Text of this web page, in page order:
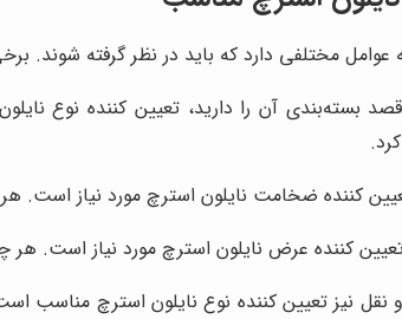
مختلفی دارد که باید در نظر گرفته شوند. برخی
بسته‌بندی آن را دارید، تعیین کننده نوع
کننده ضخامت نایلون استرچ مورد نیاز است.
کننده عرض نایلون استرچ مورد نیاز است. هر
نیز تعیین کننده نوع نایلون استرچ مناسب